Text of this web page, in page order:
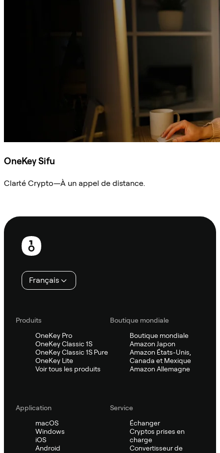
OneKey Sifu
Clarté Crypto—À un appel de distance.
Pied
page
Français
Produits
OneKey Pro
OneKey Classic 1S
OneKey Classic 1S Pure
OneKey Lite
Voir tous les produits
Boutique mondiale
Boutique mondiale
Amazon Japon
Amazon États-Unis,
Canada et Mexique
Amazon Allemagne
Application
macOS
Windows
iOS
Android
Service
Échanger
Cryptos prises en
charge
Convertisseur de